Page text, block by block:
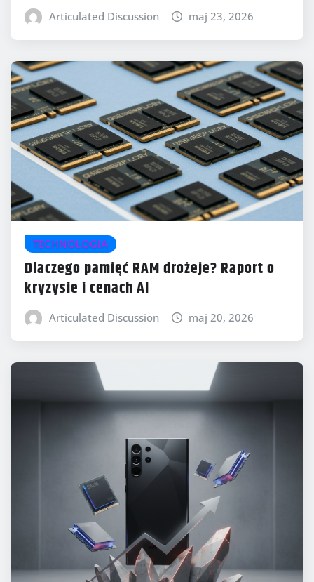
Articulated Discussion maj 23, 2026
TECHNOLOGIA
Dlaczego pamięć RAM drożeje? Raport o
kryzysie i cenach AI
Articulated Discussion maj 20, 2026